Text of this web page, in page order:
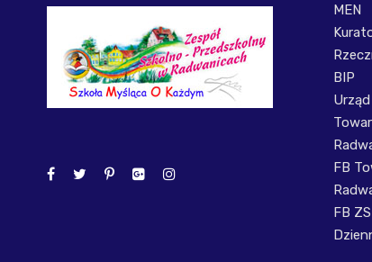
MEN
BIP
FB
FB